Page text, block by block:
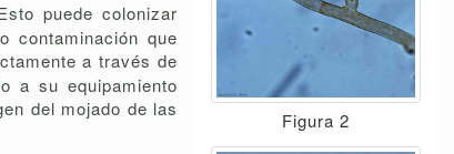
puede colonizar
contaminación que
a través de
a su equipamiento
del mojado de las
Figura 2